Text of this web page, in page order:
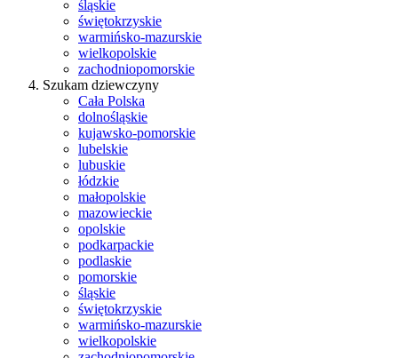
śląskie
świętokrzyskie
warmińsko-mazurskie
wielkopolskie
zachodniopomorskie
Szukam dziewczyny
Cała Polska
dolnośląskie
kujawsko-pomorskie
lubelskie
lubuskie
łódzkie
małopolskie
mazowieckie
opolskie
podkarpackie
podlaskie
pomorskie
śląskie
świętokrzyskie
warmińsko-mazurskie
wielkopolskie